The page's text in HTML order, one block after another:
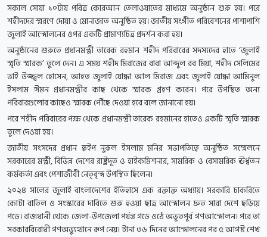
সকাল সোয়া ১০টায় পবিত্র কোরআন তেলাওয়াতের মাধ্যমে অনুষ্ঠান শুরু হয়। পরে
শহীদদের স্মরণে দোয়া ও মোনাজাত অনুষ্ঠিত হয়। জাতীয় সংগীত পরিবেশনের পাশাপাশি
জুলাই আন্দোলনের ওপর একটি প্রামাণ্যচিত্র প্রদর্শন করা হয়।
অনুষ্ঠানের শুরুতে প্রধানমন্ত্রী তারেক রহমান শহীদ পরিবারের সদস্যদের হাতে ‘জুলাই
স্মৃতি স্মারক’ তুলে দেন। এ সময় শহীদ মিরাজের বাবা আব্দুল রব মিয়া, শহীদ সেলিমের
ভাই উজ্জ্বল হোসেন, আহত জুলাই যোদ্ধা আল মিরাজ এবং জুলাই যোদ্ধা আমিনুল
ইসলাম ঈমন প্রধানমন্ত্রীর কাছ থেকে স্মারক গ্রহণ করেন। পরে উপস্থিত অন্য
পরিবারগুলোর কাছেও স্মারক পৌঁছে দেওয়া হবে বলে জানানো হয়।
পরে শহীদ পরিবারের পক্ষ থেকে প্রধানমন্ত্রী তারেক রহমানের হাতেও একটি স্মৃতি স্মারক
তুলে দেওয়া হয়।
জাতীয় সংসদের প্রধান হুইপ নুরুল ইসলাম মনির সভাপতিত্বে অনুষ্ঠিত সম্মেলনে
সরকারের মন্ত্রী, বিভিন্ন দেশের রাষ্ট্রদূত ও হাইকমিশনার, সামরিক ও বেসামরিক ঊর্ধ্বতন
কর্মকর্তা এবং পেশাজীবী নেতৃবৃন্দ উপস্থিত ছিলেন।
২০২৪ সালের জুলাই বাংলাদেশের ইতিহাসে এক রক্তাক্ত অধ্যায়। সরকারি চাকরিতে
কোটা বাতিল ও সংস্কারের দাবিতে শুরু হওয়া ছাত্র আন্দোলন দ্রুত সারা দেশে ছড়িয়ে
পড়ে। রাজধানী থেকে জেলা-উপজেলা পর্যন্ত গড়ে ওঠে অভূতপূর্ব গণআন্দোলন। পরে তা
সরকারবিরোধী গণঅভ্যুত্থানে রূপ নেয়। টানা ৩৬ দিনের আন্দোলনের পর ৫ আগস্ট শেখ